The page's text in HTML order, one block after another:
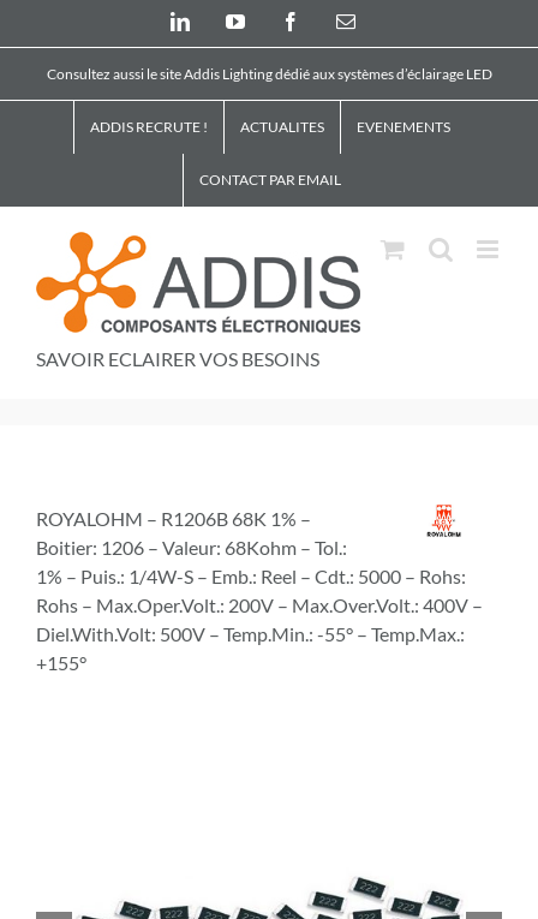
LinkedInYouTube FacebookEmail
Consultez aussi le site Addis Lighting dédié aux systèmes d’éclairage LED
ADDIS RECRUTE ! ACTUALITES EVENEMENTS
CONTACT PAR EMAIL
SAVOIR ECLAIRER VOS BESOINS
ROYALOHM – R1206B 68K 1% –
Boitier: 1206 – Valeur: 68Kohm – Tol.:
1% – Puis.: 1/4W-S – Emb.: Reel – Cdt.: 5000 – Rohs:
Rohs – Max.Oper.Volt.: 200V – Max.Over.Volt.: 400V –
Diel.With.Volt: 500V – Temp.Min.: -55° – Temp.Max.:
+155°